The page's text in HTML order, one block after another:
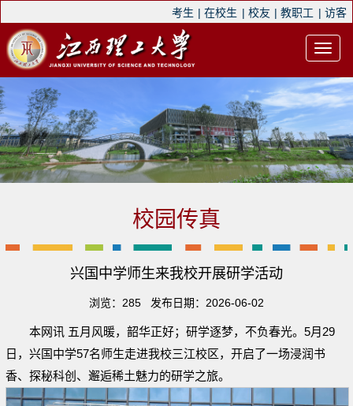
考生 | 在校生 | 校友 | 教职工 | 访客
校园传真
兴国中学师生来我校开展研学活动
浏览： 285 发布日期：2026-06-02
本网讯 五月风暖，韶华正好；研学逐梦，不负春光。5月29
日，兴国中学57名师生走进我校三江校区，开启了一场浸润书
香、探秘科创、邂逅稀土魅力的研学之旅。